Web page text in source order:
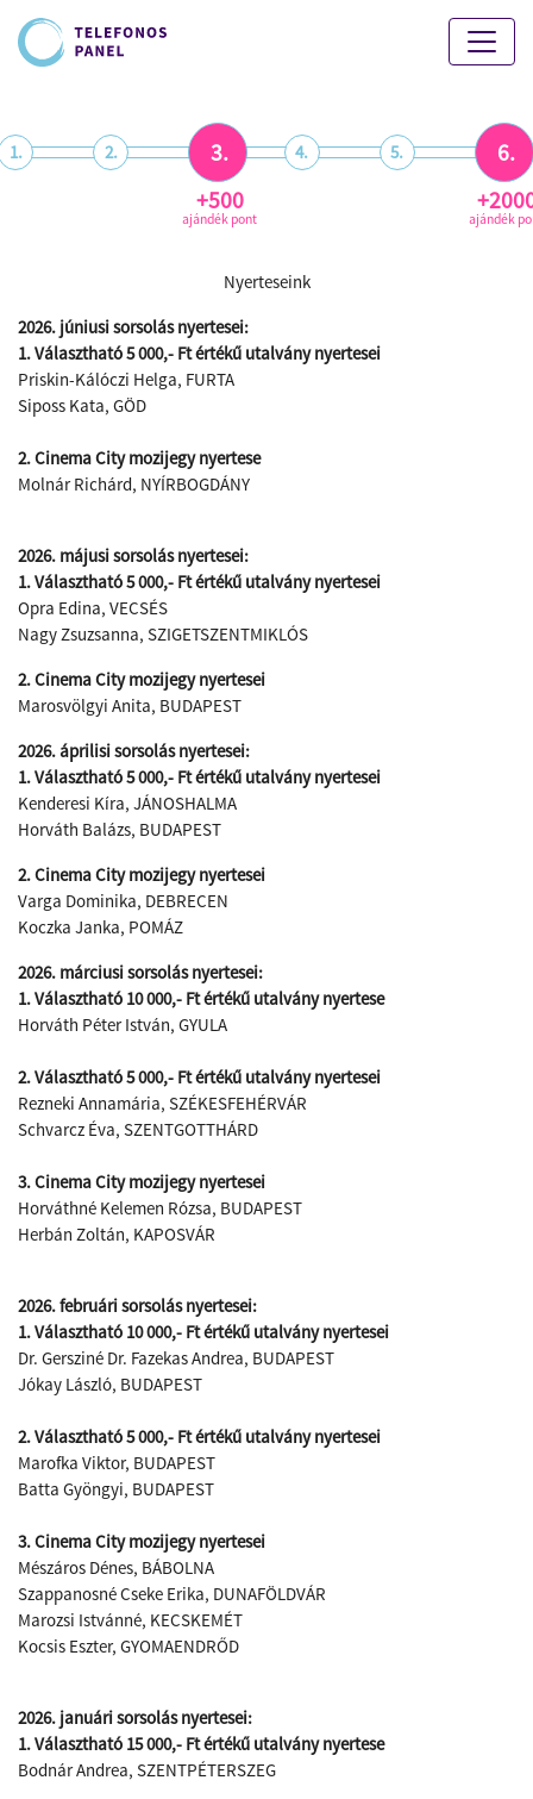
1. 2.
3.
+500
ajándék pont
4. 5.
6.
ajándék
Nyerteseink
2026. júniusi sorsolás nyertesei:
1. Választható 5 000,- Ft értékű utalvány nyertesei
Priskin-Kálóczi Helga, FURTA
Siposs Kata, GÖD
2. Cinema City mozijegy nyertese
Molnár Richárd, NYÍRBOGDÁNY
2026. májusi sorsolás nyertesei:
1. Választható 5 000,- Ft értékű utalvány nyertesei
Opra Edina, VECSÉS
Nagy Zsuzsanna, SZIGETSZENTMIKLÓS
2. Cinema City mozijegy nyertesei
Marosvölgyi Anita, BUDAPEST
2026. áprilisi sorsolás nyertesei:
1. Választható 5 000,- Ft értékű utalvány nyertesei
Kenderesi Kíra, JÁNOSHALMA
Horváth Balázs, BUDAPEST
2. Cinema City mozijegy nyertesei
Varga Dominika, DEBRECEN
Koczka Janka, POMÁZ
2026. márciusi sorsolás nyertesei:
1. Választható 10 000,- Ft értékű utalvány nyertese
Horváth Péter István, GYULA
2. Választható 5 000,- Ft értékű utalvány nyertesei
Rezneki Annamária, SZÉKESFEHÉRVÁR
Schvarcz Éva, SZENTGOTTHÁRD
3. Cinema City mozijegy nyertesei
Horváthné Kelemen Rózsa, BUDAPEST
Herbán Zoltán, KAPOSVÁR
2026. februári sorsolás nyertesei:
1. Választható 10 000,- Ft értékű utalvány nyertesei
Dr. Gersziné Dr. Fazekas Andrea, BUDAPEST
Jókay László, BUDAPEST
2. Választható 5 000,- Ft értékű utalvány nyertesei
Marofka Viktor, BUDAPEST
Batta Gyöngyi, BUDAPEST
3. Cinema City mozijegy nyertesei
Mészáros Dénes, BÁBOLNA
Szappanosné Cseke Erika, DUNAFÖLDVÁR
Marozsi Istvánné, KECSKEMÉT
Kocsis Eszter, GYOMAENDRŐD
2026. januári sorsolás nyertesei:
1. Választható 15 000,- Ft értékű utalvány nyertese
Bodnár Andrea, SZENTPÉTERSZEG